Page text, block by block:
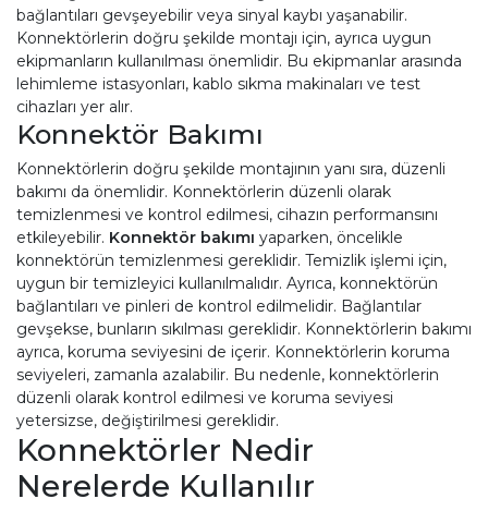
bağlantıları gevşeyebilir veya sinyal kaybı yaşanabilir.
Konnektörlerin doğru şekilde montajı için, ayrıca uygun
ekipmanların kullanılması önemlidir. Bu ekipmanlar arasında
lehimleme istasyonları, kablo sıkma makinaları ve test
cihazları yer alır.
Konnektör Bakımı
Konnektörlerin doğru şekilde montajının yanı sıra, düzenli
bakımı da önemlidir. Konnektörlerin düzenli olarak
temizlenmesi ve kontrol edilmesi, cihazın performansını
etkileyebilir. Konnektör bakımı yaparken, öncelikle
konnektörün temizlenmesi gereklidir. Temizlik işlemi için,
uygun bir temizleyici kullanılmalıdır. Ayrıca, konnektörün
bağlantıları ve pinleri de kontrol edilmelidir. Bağlantılar
gevşekse, bunların sıkılması gereklidir. Konnektörlerin bakımı
ayrıca, koruma seviyesini de içerir. Konnektörlerin koruma
seviyeleri, zamanla azalabilir. Bu nedenle, konnektörlerin
düzenli olarak kontrol edilmesi ve koruma seviyesi
yetersizse, değiştirilmesi gereklidir.
Konnektörler Nedir
Nerelerde Kullanılır